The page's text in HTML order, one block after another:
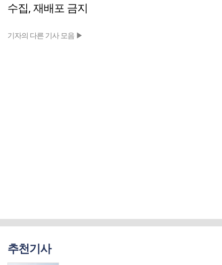
수집, 재배포 금지
기자의 다른 기사 모음 ▶
추천기사